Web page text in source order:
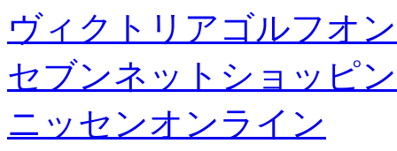
ヴィクトリアゴルフオ
セブンネットショッピ
ニッセンオンライン